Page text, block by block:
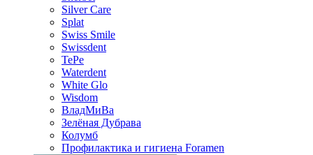
Silver Care
Splat
Swiss Smile
Swissdent
TePe
Waterdent
White Glo
Wisdom
ВладМиВа
Зелёная Дубрава
Колумб
Профилактика и гигиена Foramen